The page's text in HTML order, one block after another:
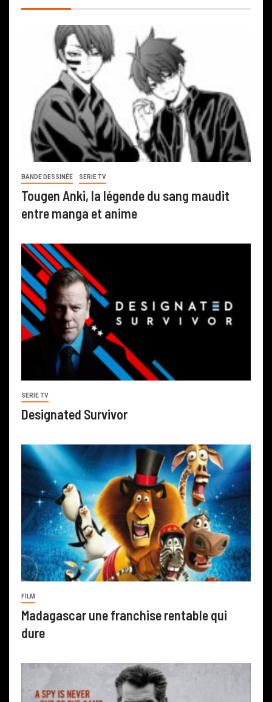
BANDE DESSINÉE SERIE TV
Tougen Anki, la légende du sang maudit
entre manga et anime
SERIE TV
Designated Survivor
FILM
Madagascar une franchise rentable qui
dure